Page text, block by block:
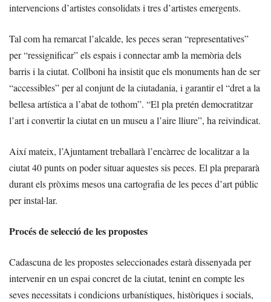
intervencions d’artistes consolidats i tres d’artistes emergents.
Tal com ha remarcat l’alcalde, les peces seran “representatives”
per “ressignificar” els espais i connectar amb la memòria dels
barris i la ciutat. Collboni ha insistit que els monuments han de ser
“accessibles” per al conjunt de la ciutadania, i garantir el “dret a la
bellesa artística a l’abat de tothom”. “El pla pretén democratitzar
l’art i convertir la ciutat en un museu a l’aire lliure”, ha reivindicat.
Així mateix, l’Ajuntament treballarà l’encàrrec de localitzar a la
ciutat 40 punts on poder situar aquestes sis peces. El pla prepararà
durant els pròxims mesos una cartografia de les peces d’art públic
per instal·lar.
Procés de selecció de les propostes
Cadascuna de les propostes seleccionades estarà dissenyada per
intervenir en un espai concret de la ciutat, tenint en compte les
seves necessitats i condicions urbanístiques, històriques i socials,